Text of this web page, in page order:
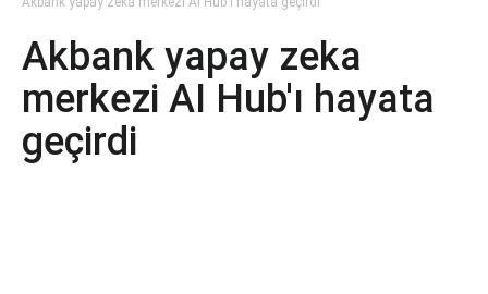
Akbank yapay zeka
merkezi AI Hub'ı hayata
geçirdi